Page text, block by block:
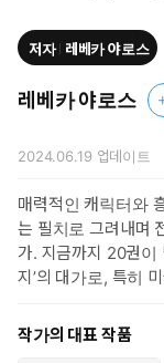
저자 레베카 야로스
레베카 야로스
2024.06.19 업데이트
매력적인 캐릭터와
는 필치로 그려내며
가. 지금까지 20권이
지’의 대가로, 특히
이언 플레임(Iron
위를 차지했다. 여
작가의 대표 작품